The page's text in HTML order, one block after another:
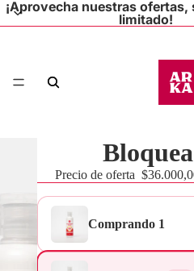
¡Aprovecha nuestras ofertas,
limitado!
Precio de oferta
Comprando 1